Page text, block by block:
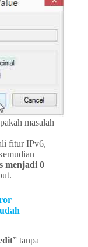
masalah
fitur IPv6,
menjadi 0
” tanpa